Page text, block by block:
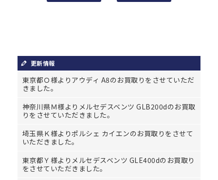
更新情報
東京都Ｏ様よりアウディ A8のお買取りをさせていただ
きました。
神奈川県Ｍ様よりメルセデスベンツ GLB200dのお買取
りをさせていただきました。
埼玉県Ｋ様よりポルシェ カイエンのお買取りをさせて
いただきました。
東京都Ｙ様よりメルセデスベンツ GLE400dのお買取り
をさせていただきました。